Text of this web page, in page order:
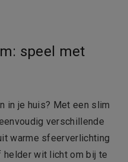
speel met
in je huis? Met een slim
verschillende
warme sfeerverlichting
wit licht om bij te